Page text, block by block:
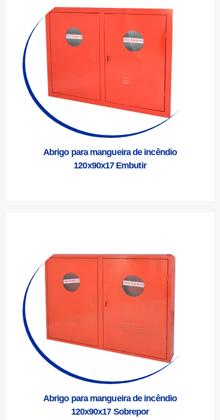
Abrigo para mangueira de incêndio
120x90x17 Embutir
Abrigo para mangueira de incêndio
120x90x17 Sobrepor